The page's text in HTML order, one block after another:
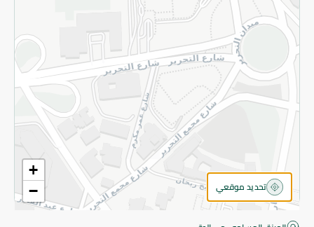
+
−
تحديد موقعي
©2026 - Spinneys | جميع الحقوق محفوظة